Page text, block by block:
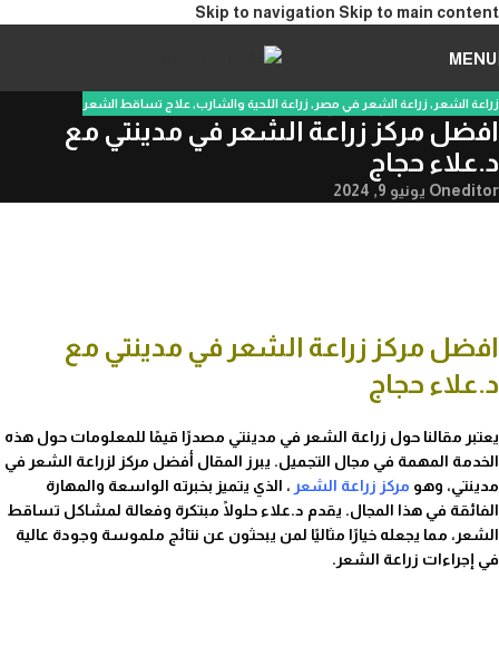
Skip to navigation Skip to main content
MENU
زراعة الشعر , زراعة الشعر في مصر , زراعة اللحية والشارب, علاج تساقط الشعر
افضل مركز زراعة الشعر في مدينتي مع
د.علاء حجاج
editorOn يونيو 9, 2024
افضل مركز زراعة الشعر في مدينتي مع
د.علاء حجاج
يعتبر مقالنا حول زراعة الشعر في مدينتي مصدرًا قيمًا للمعلومات حول هذه
الخدمة المهمة في مجال التجميل. يبرز المقال أفضل مركز لزراعة الشعر في
مدينتي، وهو مركز زراعة الشعر ، الذي يتميز بخبرته الواسعة والمهارة
الفائقة في هذا المجال. يقدم د.علاء حلولًا مبتكرة وفعالة لمشاكل تساقط
الشعر، مما يجعله خيارًا مثاليًا لمن يبحثون عن نتائج ملموسة وجودة عالية
في إجراءات زراعة الشعر.